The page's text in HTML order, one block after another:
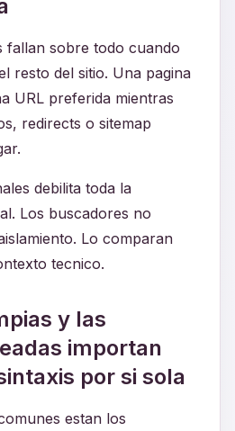
fallan sobre todo cuando
resto del sitio. Una pagina
URL preferida mientras
redirects o sitemap
debilita toda la
Los buscadores no
Lo comparan
tecnico.
y las
importan
por si sola
estan los